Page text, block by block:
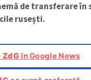
de transferare
rusești.
ZdGîn Google News